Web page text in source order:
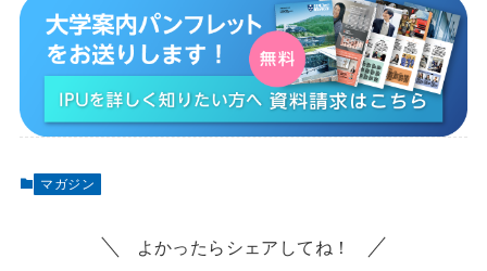
マガジン
よかったらシェアしてね！